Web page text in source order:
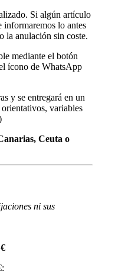
Si algún artículo
lo antes
la anulación sin coste.
mediante el botón
ícono de WhatsApp
y se entregará en un
variables
Ceuta o
ni sus